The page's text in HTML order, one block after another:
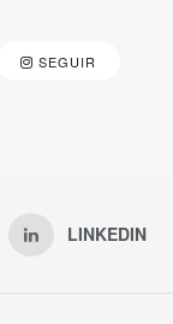
SEGUIR
LINKEDIN